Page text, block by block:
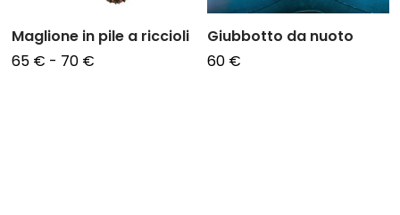
Maglione in pile a riccioli
65 € - 70 €Fascia
Giubbotto da nuoto
60 €